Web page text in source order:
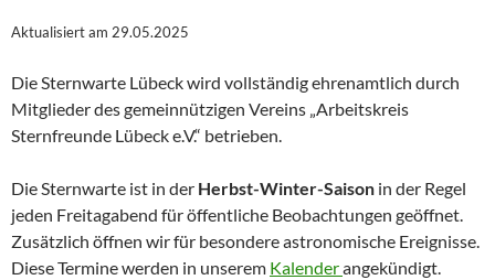
Aktualisiert am 29.05.2025
Die Sternwarte Lübeck wird vollständig ehrenamtlich durch
Mitglieder des gemeinnützigen Vereins „Arbeitskreis
Sternfreunde Lübeck e.V.“ betrieben.
Die Sternwarte ist in der Herbst-Winter-Saison in der Regel
jeden Freitagabend für öffentliche Beobachtungen geöffnet.
Zusätzlich öffnen wir für besondere astronomische Ereignisse.
Diese Termine werden in unserem Kalenderangekündigt.